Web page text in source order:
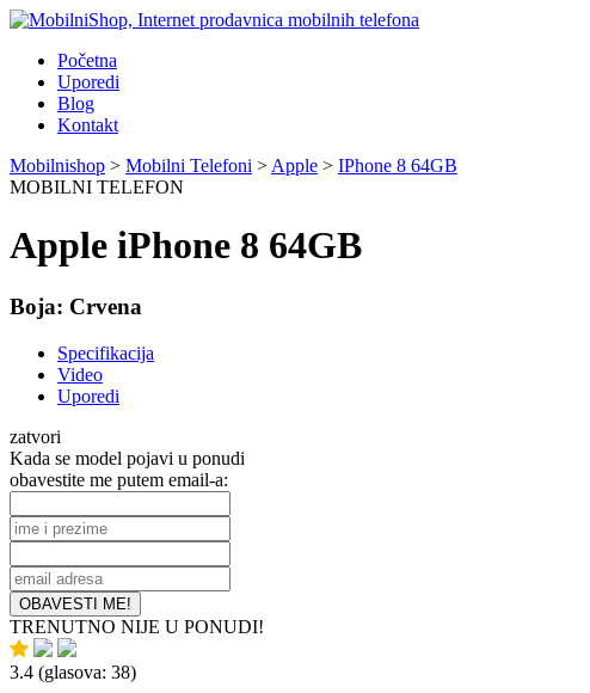
Početna
Uporedi
Blog
Kontakt
Mobilnishop > Mobilni Telefoni > Apple > IPhone 8 64GB
MOBILNI TELEFON
Apple iPhone 8 64GB
Boja: Crvena
Specifikacija
Video
Uporedi
zatvori
Kada se model pojavi u ponudi
obavestite me putem email-a:
OBAVESTI ME!
TRENUTNO NIJE U PONUDI!
3.4 (glasova: 38)